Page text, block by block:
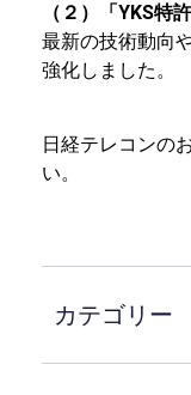
（２）「YKS特
最新の技術動向
強化しました。
日経テレコンの
い。
カテゴリー